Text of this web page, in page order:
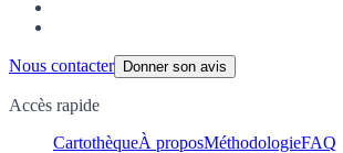
Nous contacter Donner son avis
Accès rapide
CartothèqueÀ proposMéthodologieFAQ